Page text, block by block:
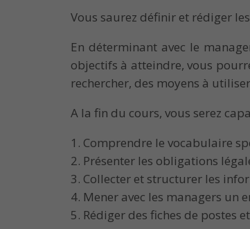
Vous saurez définir et rédiger
En déterminant avec le
objectifs à atteindre, vous
rechercher, des moyens à
A la fin du cours, vous serez
Comprendre le vocabulaire
Présenter les obligations
Collecter et structurer les
Mener avec les managers un
Rédiger des fiches de postes